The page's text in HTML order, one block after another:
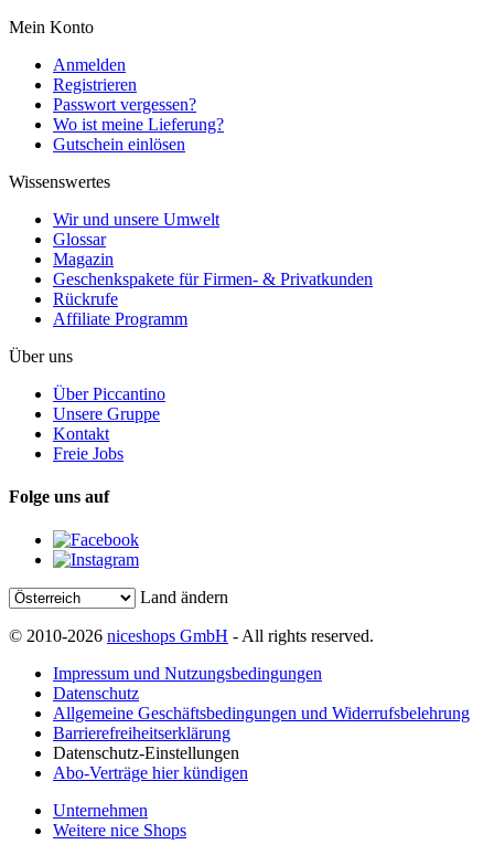
Mein Konto
Anmelden
Registrieren
Passwort vergessen?
Wo ist meine Lieferung?
Gutschein einlösen
Wissenswertes
Wir und unsere Umwelt
Glossar
Magazin
Geschenkspakete für Firmen- & Privatkunden
Rückrufe
Affiliate Programm
Über uns
Über Piccantino
Unsere Gruppe
Kontakt
Freie Jobs
Folge uns auf
Land ändern
© 2010-2026 niceshops GmbH - All rights reserved.
Impressum und Nutzungsbedingungen
Datenschutz
Allgemeine Geschäftsbedingungen und Widerrufsbelehrung
Barrierefreiheitserklärung
Datenschutz-Einstellungen
Abo-Verträge hier kündigen
Unternehmen
Weitere nice Shops